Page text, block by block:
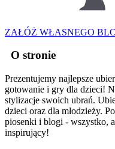
ZAŁÓŻ WŁASNEGO
O stronie
Prezentujemy najlepsze
gotowanie i gry dla dzieci!
stylizacje swoich ubrań.
dzieci oraz dla młodzieży.
piosenki i blogi - wszystko,
inspirujący!